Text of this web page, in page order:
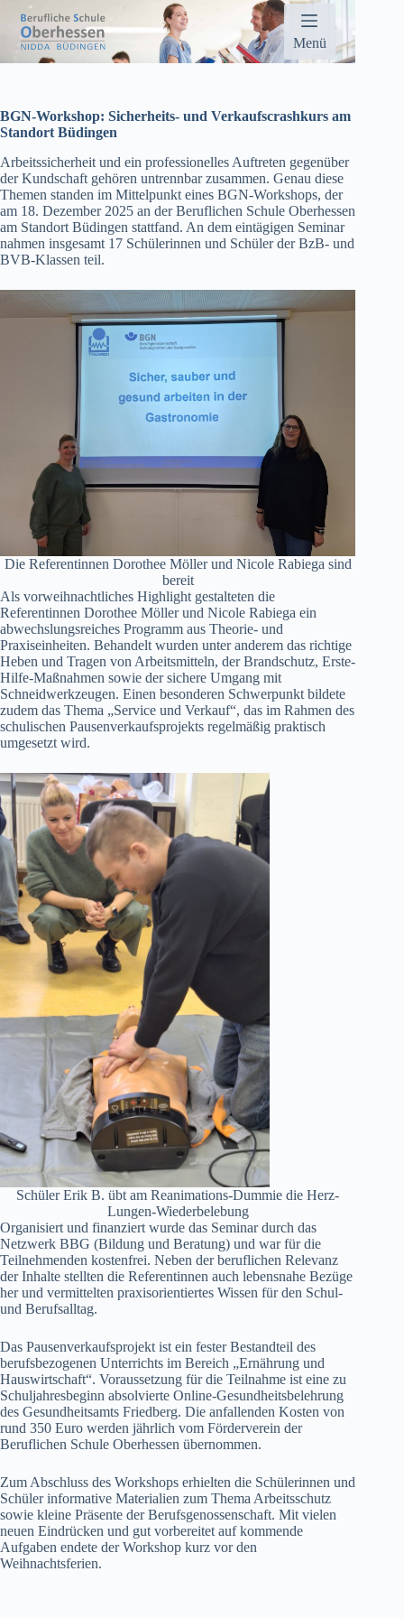
Inhalt
springen
Menü
BGN-Workshop: Sicherheits- und Verkaufscrashkurs am
Standort Büdingen
Arbeitssicherheit und ein professionelles Auftreten gegenüber
der Kundschaft gehören untrennbar zusammen. Genau diese
Themen standen im Mittelpunkt eines BGN-Workshops, der
am 18. Dezember 2025 an der Beruflichen Schule Oberhessen
am Standort Büdingen stattfand. An dem eintägigen Seminar
nahmen insgesamt 17 Schülerinnen und Schüler der BzB- und
BVB-Klassen teil.
Die Referentinnen Dorothee Möller und Nicole Rabiega sind
bereit
Als vorweihnachtliches Highlight gestalteten die
Referentinnen Dorothee Möller und Nicole Rabiega ein
abwechslungsreiches Programm aus Theorie- und
Praxiseinheiten. Behandelt wurden unter anderem das richtige
Heben und Tragen von Arbeitsmitteln, der Brandschutz, Erste-
Hilfe-Maßnahmen sowie der sichere Umgang mit
Schneidwerkzeugen. Einen besonderen Schwerpunkt bildete
zudem das Thema „Service und Verkauf“, das im Rahmen des
schulischen Pausenverkaufsprojekts regelmäßig praktisch
umgesetzt wird.
Schüler Erik B. übt am Reanimations-Dummie die Herz-
Lungen-Wiederbelebung
Organisiert und finanziert wurde das Seminar durch das
Netzwerk BBG (Bildung und Beratung) und war für die
Teilnehmenden kostenfrei. Neben der beruflichen Relevanz
der Inhalte stellten die Referentinnen auch lebensnahe Bezüge
her und vermittelten praxisorientiertes Wissen für den Schul-
und Berufsalltag.
Das Pausenverkaufsprojekt ist ein fester Bestandteil des
berufsbezogenen Unterrichts im Bereich „Ernährung und
Hauswirtschaft“. Voraussetzung für die Teilnahme ist eine zu
Schuljahresbeginn absolvierte Online-Gesundheitsbelehrung
des Gesundheitsamts Friedberg. Die anfallenden Kosten von
rund 350 Euro werden jährlich vom Förderverein der
Beruflichen Schule Oberhessen übernommen.
Zum Abschluss des Workshops erhielten die Schülerinnen und
Schüler informative Materialien zum Thema Arbeitsschutz
sowie kleine Präsente der Berufsgenossenschaft. Mit vielen
neuen Eindrücken und gut vorbereitet auf kommende
Aufgaben endete der Workshop kurz vor den
Weihnachtsferien.